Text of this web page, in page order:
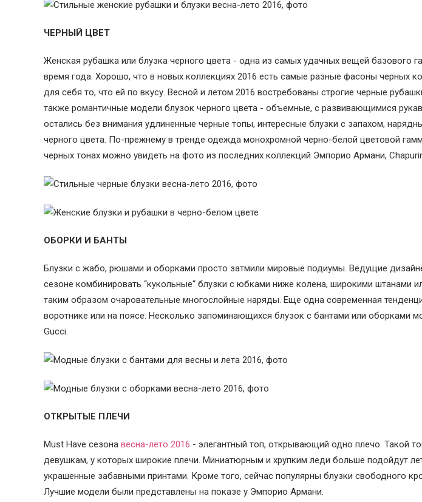
ЧЕРНЫЙ ЦВЕТ
Женская рубашка или блузка черного цвета - одна из самых удачных вещей базового
время года. Хорошо, что в новых коллекциях 2016 есть самые разные фасоны черных
для себя то, что ей по вкусу. Весной и летом 2016 востребованы строгие черные
также романтичные модели блузок черного цвета - объемные, с развивающимися
остались без внимания удлиненные черные топы, интересные блузки с запахом,
черного цвета. По-прежнему в тренде одежда монохромной черно-белой цветовой
черных тонах можно увидеть на фото из последних коллекций Эмпорио Армани,
ОБОРКИ И БАНТЫ
Блузки с жабо, рюшами и оборками просто затмили мировые подиумы. Ведущие
сезоне комбинировать “кукольные“ блузки с юбками ниже колена, широкими штанами
таким образом очаровательные многослойные наряды. Еще одна современная
воротнике или на поясе. Несколько запоминающихся блузок с бантами или оборками
Gucci.
ОТКРЫТЫЕ ПЛЕЧИ
Must Have сезона весна-лето 2016 - элегантный топ, открывающий одно плечо. Такой
девушкам, у которых широкие плечи. Миниатюрным и хрупким леди больше подойдут
украшенные забавными принтами. Кроме того, сейчас популярны блузки свободного
Лучшие модели были представлены на показе у Эмпорио Армани.